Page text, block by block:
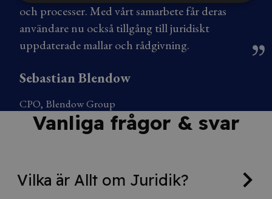
och processer. Med vårt samarbete får deras
användare nu också tillgång till juridiskt
uppdaterade mallar och rådgivning.
Sebastian Blendow
CPO, Blendow Group
Vanliga frågor & svar
Vilka är Allt om Juridik?